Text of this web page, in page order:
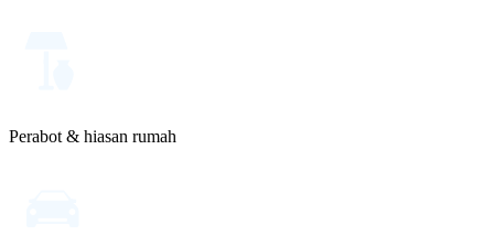
Perabot & hiasan rumah